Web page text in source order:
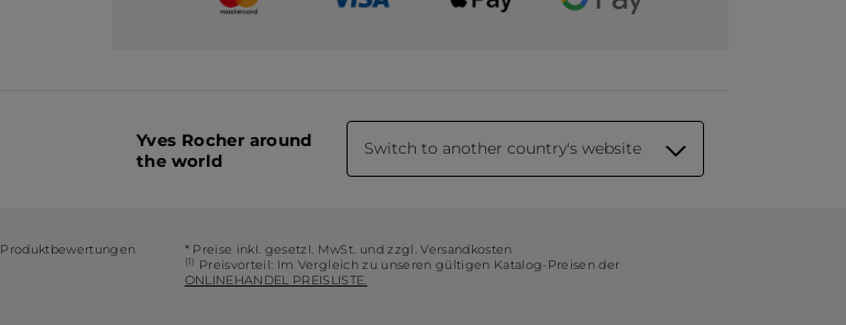
Yves Rocher around
the world
Switch to another country's website
Produktbewertungen * Preise inkl. gesetzl. MwSt. und zzgl. Versandkosten
(1) Preisvorteil: Im Vergleich zu unseren gültigen Katalog-Preisen der
ONLINEHANDEL PREISLISTE.